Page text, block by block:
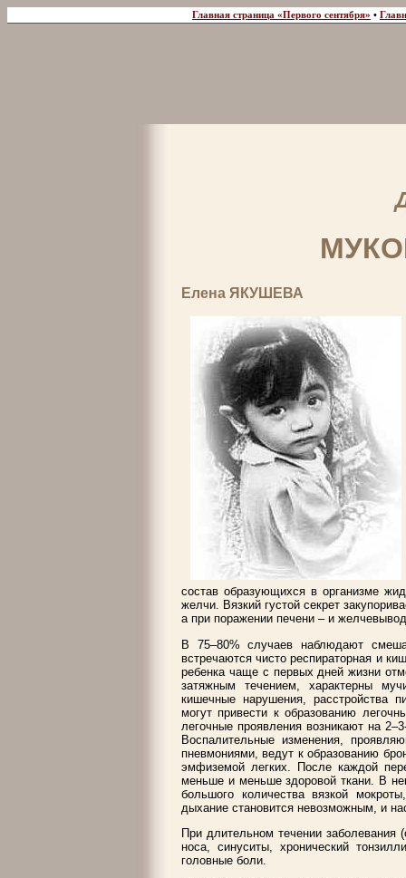
Главная страница «Первого сентября» •
Елена ЯКУШЕВА
состав образующихся в организме
желчи. Вязкий густой секрет
а при поражении печени – и
В 75–80% случаев наблюдают
встречаются чисто респираторная и
ребенка чаще с первых дней жизни
затяжным течением, характерны
кишечные нарушения, расстройства
могут привести к образованию
легочные проявления возникают на
Воспалительные изменения,
пневмониями, ведут к образованию
эмфиземой легких. После каждой
меньше и меньше здоровой ткани. В
большого количества вязкой
дыхание становится невозможным, и
При длительном течении
носа, синуситы, хронический
головные боли.